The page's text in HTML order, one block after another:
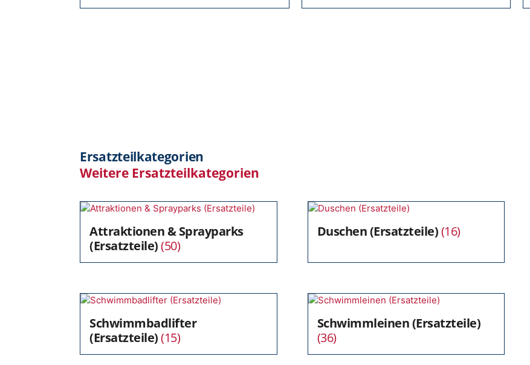
Ersatzteilkategorien
Weitere Ersatzteilkategorien
Attraktionen & Sprayparks
(Ersatzteile)(50)
Duschen (Ersatzteile)(16)
Schwimmbadlifter
(Ersatzteile)(15)
Schwimmleinen (Ersatzteile)
(36)